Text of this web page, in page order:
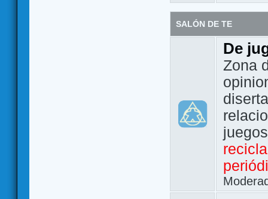
SALÓN DE TE
De
Zona